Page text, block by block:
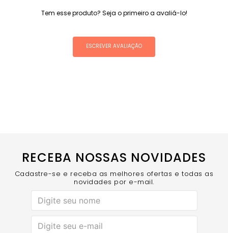
Tem esse produto? Seja o primeiro a avaliá-lo!
ESCREVER AVALIAÇÃO
RECEBA NOSSAS NOVIDADES
Cadastre-se e receba as melhores ofertas e todas as
novidades por e-mail.